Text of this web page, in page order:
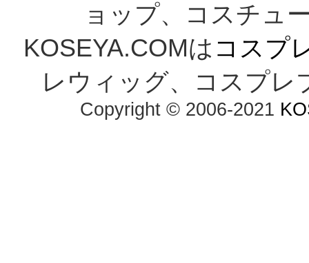
ョップ、コスチュ
KOSEYA.COMは コスプ
レウィッグ、コスプレ
Copyright © 2006-2021